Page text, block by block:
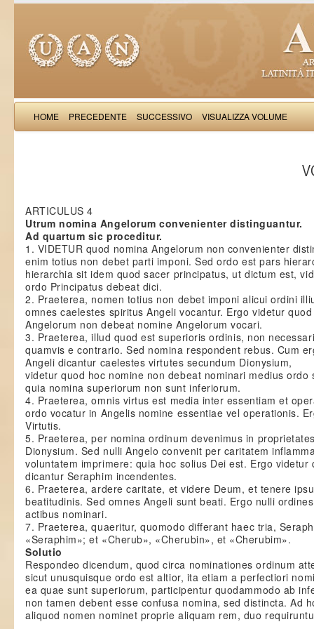
HOME PRECEDENTE SUCCESSIVO VISUALIZZA VOLUME
ARTICULUS 4
Utrum nomina Angelorum convenienter distinguantur.
Ad quartum sic proceditur.
1. VIDETUR quod nomina Angelorum non convenienter
enim totius non debet parti imponi. Sed ordo est pars
hierarchia sit idem quod sacer principatus, ut dictum est,
ordo Principatus debeat dici.
2. Praeterea, nomen totius non debet imponi alicui ordini
omnes caelestes spiritus Angeli vocantur. Ergo videtur
Angelorum non debeat nomine Angelorum vocari.
3. Praeterea, illud quod est superioris ordinis, non
quamvis e contrario. Sed nomina respondent rebus. Cum
Angeli dicantur caelestes virtutes secundum Dionysium,
videtur quod hoc nomine non debeat nominari medius ordo
quia nomina superiorum non sunt inferiorum.
4. Praeterea, omnis virtus est media inter essentiam et
ordo vocatur in Angelis nomine essentiae vel operationis.
Virtutis.
5. Praeterea, per nomina ordinum devenimus in
Dionysium. Sed nulli Angelo convenit per caritatem
voluntatem imprimere: quia hoc solius Dei est. Ergo videtur
dicantur Seraphim incendentes.
6. Praeterea, ardere caritate, et videre Deum, et tenere
beatitudinis. Sed omnes Angeli sunt beati. Ergo nulli
actibus nominari.
7. Praeterea, quaeritur, quomodo differant haec tria,
«Seraphim»; et «Cherub», «Cherubin», et «Cherubim».
Solutio
Respondeo dicendum, quod circa nominationes ordinum
sicut unusquisque ordo est altior, ita etiam a perfectiori
ea quae sunt superiorum, participentur quodammodo ab
non tamen debent esse confusa nomina, sed distincta. Ad
aliquod nomen nominet proprie aliquam rem, duo